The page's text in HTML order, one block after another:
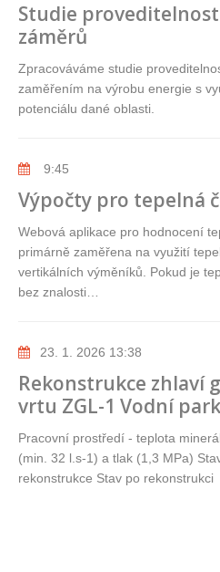
Studie
záměrů
Zpracováváme studie
zaměřením na výrobu energie s
potenciálu dané oblasti.
9:45
Výpočty pro tepelná
Webová aplikace pro hodnocení
primárně zaměřena na využití
vertikálních výměníků. Pokud je
bez znalosti…
23. 1. 2026 13:38
Rekonstrukce zhlaví
vrtu ZGL-1 Vodní
Pracovní prostředí - teplota
(min. 32 l.s-1) a tlak (1,3 MPa)
rekonstrukce Stav po rekonstrukci